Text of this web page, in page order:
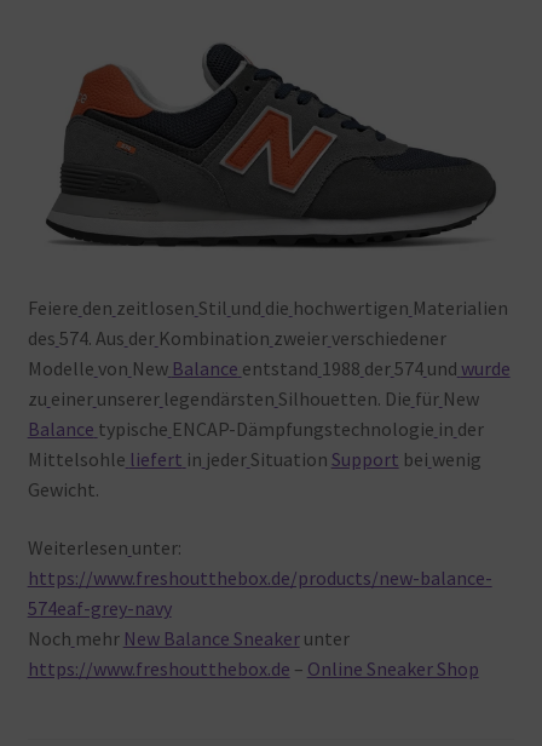
Feiere den zeitlosen Stil und die hochwertigen Materialien
des 574. Aus der Kombination zweierverschiedener
Modelle von New Balance entstand 1988 der574 und wurde
zu einer unserer legendärsten Silhouetten. Die für New
Balance typische ENCAP-Dämpfungstechnologie in der
Mittelsohle liefert in jeder Situation Support bei wenig
Gewicht.
Weiterlesen unter:
https://www.freshoutthebox.de/products/new-balance-
574eaf-grey-navy
Noch mehr New Balance Sneakerunter
https://www.freshoutthebox.de – Online Sneaker Shop